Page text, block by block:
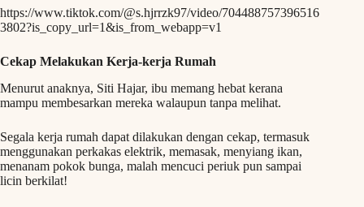
https://www.tiktok.com/@s.hjrrzk97/video/704488757396516
3802?is_copy_url=1&is_from_webapp=v1
Cekap Melakukan Kerja-kerja Rumah
Menurut anaknya, Siti Hajar, ibu memang hebat kerana
mampu membesarkan mereka walaupun tanpa melihat.
Segala kerja rumah dapat dilakukan dengan cekap, termasuk
menggunakan perkakas elektrik, memasak, menyiang ikan,
menanam pokok bunga, malah mencuci periuk pun sampai
licin berkilat!